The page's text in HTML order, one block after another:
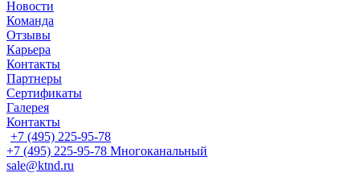
Новости
Команда
Отзывы
Карьера
Контакты
Партнеры
Сертификаты
Галерея
Контакты
+7 (495) 225-95-78
+7 (495) 225-95-78 Многоканальный
sale@ktnd.ru